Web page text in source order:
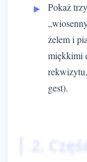
Pokaż
żelem i
miękkimi
gest).
2.